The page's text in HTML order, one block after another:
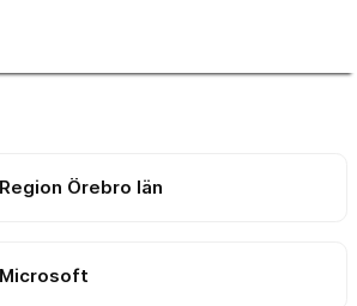
Region Örebro län
Microsoft